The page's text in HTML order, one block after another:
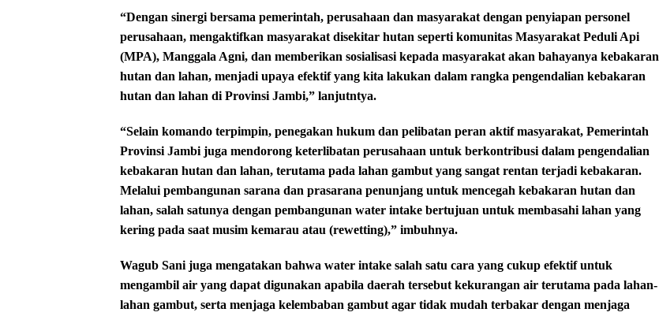
“Dengan sinergi bersama pemerintah, perusahaan dan masyarakat dengan penyiapan personel
perusahaan, mengaktifkan masyarakat disekitar hutan seperti komunitas Masyarakat Peduli Api
(MPA), Manggala Agni, dan memberikan sosialisasi kepada masyarakat akan bahayanya kebakaran
hutan dan lahan, menjadi upaya efektif yang kita lakukan dalam rangka pengendalian kebakaran
hutan dan lahan di Provinsi Jambi,” lanjutntya.
“Selain komando terpimpin, penegakan hukum dan pelibatan peran aktif masyarakat, Pemerintah
Provinsi Jambi juga mendorong keterlibatan perusahaan untuk berkontribusi dalam pengendalian
kebakaran hutan dan lahan, terutama pada lahan gambut yang sangat rentan terjadi kebakaran.
Melalui pembangunan sarana dan prasarana penunjang untuk mencegah kebakaran hutan dan
lahan, salah satunya dengan pembangunan water intake bertujuan untuk membasahi lahan yang
kering pada saat musim kemarau atau (rewetting),” imbuhnya.
Wagub Sani juga mengatakan bahwa water intake salah satu cara yang cukup efektif untuk
mengambil air yang dapat digunakan apabila daerah tersebut kekurangan air terutama pada lahan-
lahan gambut, serta menjaga kelembaban gambut agar tidak mudah terbakar dengan menjaga